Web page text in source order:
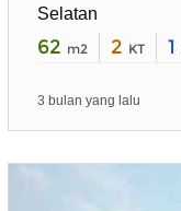
Selatan
62 m2 2 KT 1
3 bulan yang lalu